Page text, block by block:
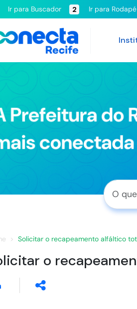
Ir para Buscador 2 Ir para Rodapé
Solicitar o recapeamento alfáltico
o